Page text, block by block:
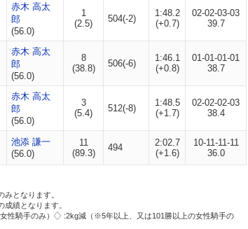
赤木 高太
郎
(56.0)
1
(2.5)
504(-2)
1:48.2
(+0.7)
02-02-03-03
39.7
赤木 高太
郎
(56.0)
8
(38.8)
506(-6)
1:46.1
(+0.8)
01-01-01-01
38.7
赤木 高太
郎
(56.0)
3
(5.4)
512(-8)
1:48.5
(+1.7)
02-02-02-03
38.4
池添 謙一
(56.0)
11
(89.3)
494
2:02.7
(+1.6)
10-11-11-11
36.0
となります。
績となります。
性騎手のみ）
:2kg減（※5年以上、又は101勝以上の女性騎手の